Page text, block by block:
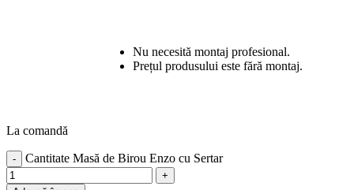
Nu necesită montaj profesional.
Prețul produsului este fără montaj.
La comandă
Cantitate Masă de Birou Enzo cu Sertar